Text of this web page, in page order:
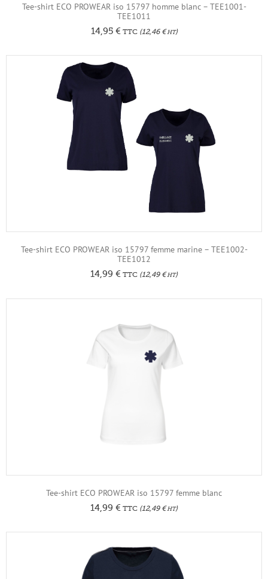
Tee-shirt ECO PROWEAR iso 15797 homme blanc – TEE1001-
TEE1011
14,95 €TTC(12,46 €HT)
Tee-shirt ECO PROWEAR iso 15797 femme marine – TEE1002-
TEE1012
14,99 € TTC (12,49 €HT)
Tee-shirt ECO PROWEAR iso 15797 femme blanc
14,99 € TTC (12,49 €HT)